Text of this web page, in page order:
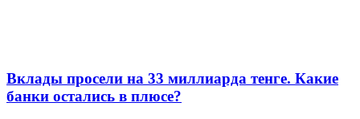
Вклады просели на 33 миллиарда тенге. Какие
банки остались в плюсе?